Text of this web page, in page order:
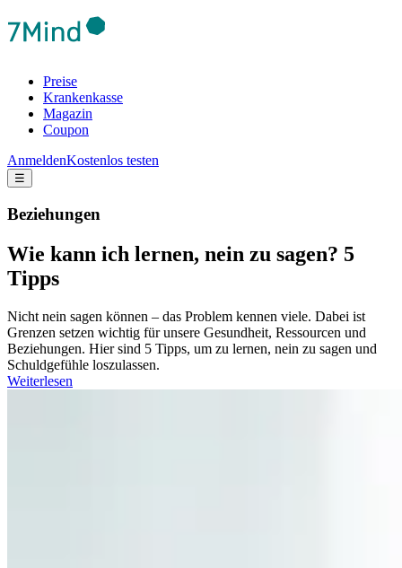
Preise
Krankenkasse
Magazin
Coupon
AnmeldenKostenlos testen
☰
Beziehungen
Wie kann ich lernen, nein zu sagen? 5
Tipps
Nicht nein sagen können – das Problem kennen viele. Dabei ist
Grenzen setzen wichtig für unsere Gesundheit, Ressourcen und
Beziehungen. Hier sind 5 Tipps, um zu lernen, nein zu sagen und
Schuldgefühle loszulassen.
Weiterlesen